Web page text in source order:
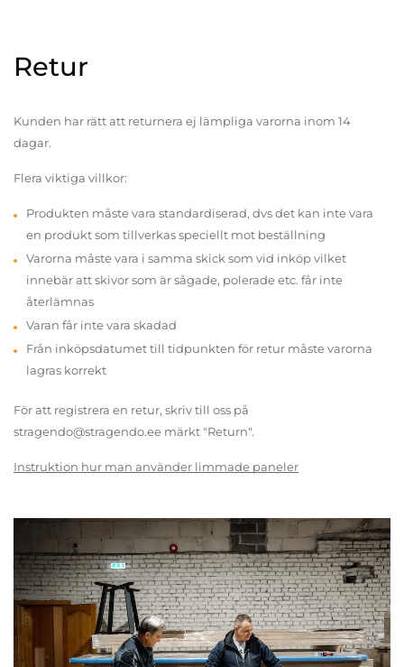
Retur
Kunden har rätt att returnera ej lämpliga varorna inom 14
dagar.
Flera viktiga villkor:
Produkten måste vara standardiserad, dvs det kan inte vara
en produkt som tillverkas speciellt mot beställning
Varorna måste vara i samma skick som vid inköp vilket
innebär att skivor som är sågade, polerade etc. får inte
återlämnas
Varan får inte vara skadad
Från inköpsdatumet till tidpunkten för retur måste varorna
lagras korrekt
För att registrera en retur, skriv till oss på
stragendo@stragendo.ee märkt "Return".
Instruktion hur man använder limmade paneler